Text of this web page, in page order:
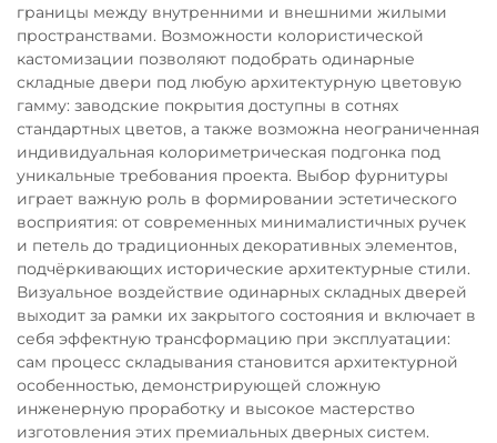
границы между внутренними и внешними жилыми
пространствами. Возможности колористической
кастомизации позволяют подобрать одинарные
складные двери под любую архитектурную цветовую
гамму: заводские покрытия доступны в сотнях
стандартных цветов, а также возможна неограниченная
индивидуальная колориметрическая подгонка под
уникальные требования проекта. Выбор фурнитуры
играет важную роль в формировании эстетического
восприятия: от современных минималистичных ручек
и петель до традиционных декоративных элементов,
подчёркивающих исторические архитектурные стили.
Визуальное воздействие одинарных складных дверей
выходит за рамки их закрытого состояния и включает в
себя эффектную трансформацию при эксплуатации:
сам процесс складывания становится архитектурной
особенностью, демонстрирующей сложную
инженерную проработку и высокое мастерство
изготовления этих премиальных дверных систем.